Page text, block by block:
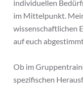
individuellen
im Mittelpunkt.
wissenschaftlichen
auf euch
Ob im
spezifischen